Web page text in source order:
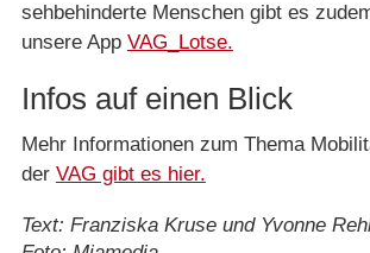
sehbehinderte Menschen gibt es
unsere App VAG_Lotse.
Infos auf einen Blick
Mehr Informationen zum Thema
der VAG gibt es hier.
Text: Franziska Kruse und Yvonne